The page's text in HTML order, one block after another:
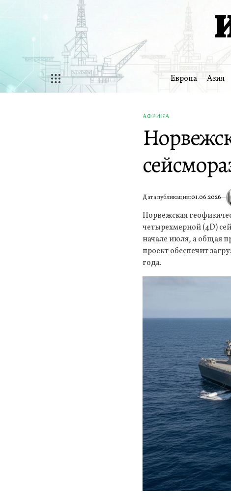
Европа Азия
ОПУБЛИКОВАНО
В
АФРИКА
Дата публикации:01.06.2026
Норвежская
четырехмерной (4D)
начале июля, а общая
проект обеспечит
года.